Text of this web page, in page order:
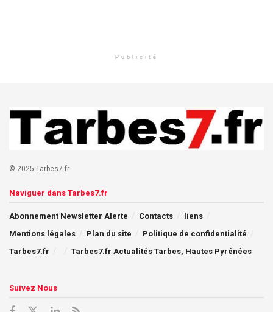
Publicité
© 2025 Tarbes7.fr
Naviguer dans Tarbes7.fr
Abonnement Newsletter Alerte Contacts
liens
Mentions légales
Plan du site
Politique de confidentialité
Tarbes7.fr
Tarbes7.fr Actualités Tarbes, Hautes Pyrénées
Suivez Nous